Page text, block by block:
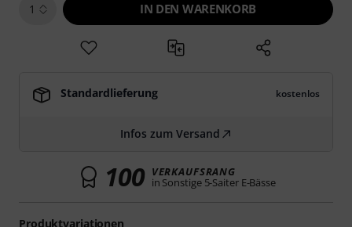
Produktvariationen
1 IN DEN WARENKORB
Standardlieferung kostenlos
Infos zum Versand
100 VERKAUFSRANG
in Sonstige 5-Saiter E-Bässe